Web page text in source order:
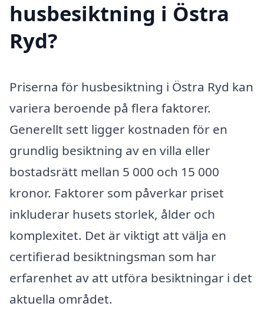
husbesiktning i Östra
Ryd?
Priserna för husbesiktning i Östra Ryd kan
variera beroende på flera faktorer.
Generellt sett ligger kostnaden för en
grundlig besiktning av en villa eller
bostadsrätt mellan 5 000 och 15 000
kronor. Faktorer som påverkar priset
inkluderar husets storlek, ålder och
komplexitet. Det är viktigt att välja en
certifierad besiktningsman som har
erfarenhet av att utföra besiktningar i det
aktuella området.